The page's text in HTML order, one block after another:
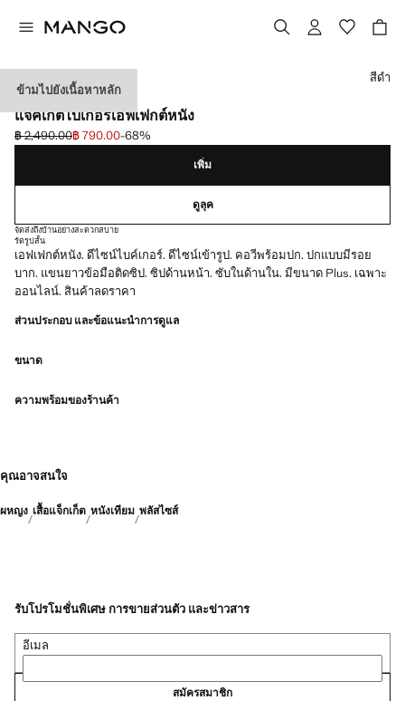
ข้ามไปยังเนื้อหาหลัก
พิเศษเฉพาะออนไลน์
แจ็คเก็ตไบเกอร์เอฟเฟกต์หนัง
ลดราคาเริ่มต้น [฿ 2,490.00 ]
฿ 2,490.00
ราคาปัจจุบัน [฿ 790.00 ]
฿ 790.00-68%
เลือกสี
สีดำ
เพิ่ม
ดูลุค
จัดส่งถึงบ้านอย่างสะดวกสบาย
รัดรูปสั้น
เอฟเฟกต์หนัง. ดีไซน์ไบค์เกอร์. ดีไซน์เข้ารูป. คอวีพร้อมปก. ปกแบบมีรอย
บาก. แขนยาวข้อมือติดซิป. ซิปด้านหน้า. ซับในด้านใน. มีขนาด Plus. เฉพาะ
ออนไลน์. สินค้าลดราคา
ส่วนประกอบ และข้อแนะนำการดูแล
ขนาด
ความพร้อมของร้านค้า
คุณอาจสนใจ
ผหญง เสื้อแจ็กเก็ต หนังเทียม พลัสไซส์
รับโปรโมชั่นพิเศษ การขายส่วนตัว และข่าวสาร
อีเมล
สมัครสมาชิก